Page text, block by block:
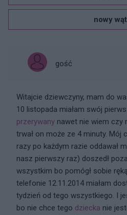
nowy
gość
Witajcie dziewczyny, mam do
10 listopada miałam swój
przerywany nawet nie wiem czy
trwał on może ze 4 minuty. Mój
razy po każdym razie oddawał
nasz pierwszy raz) doszedł
wszystkim bo pomógł sobie
telefonie 12.11.2014 miałam
tydzień od tego wszystkiego. I
bo nie chce tego dziecka nie